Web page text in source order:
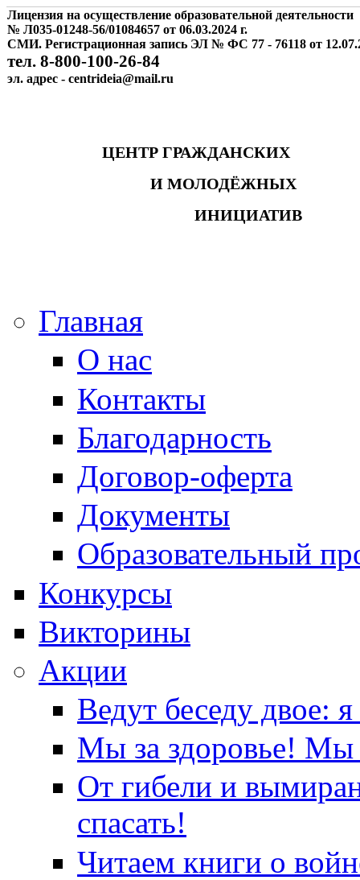
Лицензия на осуществление образовательной деятельности
№ Л035-01248-56/01084657 от 06.03.2024 г.
СМИ. Регистрационная запись ЭЛ № ФС 77 - 76118 от
тел. 8-800-100-26-84
эл. адрес - centrideia@mail.ru
ЦЕНТР ГРАЖДАНСКИХ
И МОЛОДЁЖНЫХ
ИНИЦИАТИВ
Главная
О нас
Контакты
Благодарность
Договор-оферта
Документы
Образовательный
Конкурсы
Викторины
Акции
Ведут беседу двое:
Мы за здоровье! Мы
От гибели и
спасать!
Читаем книги о